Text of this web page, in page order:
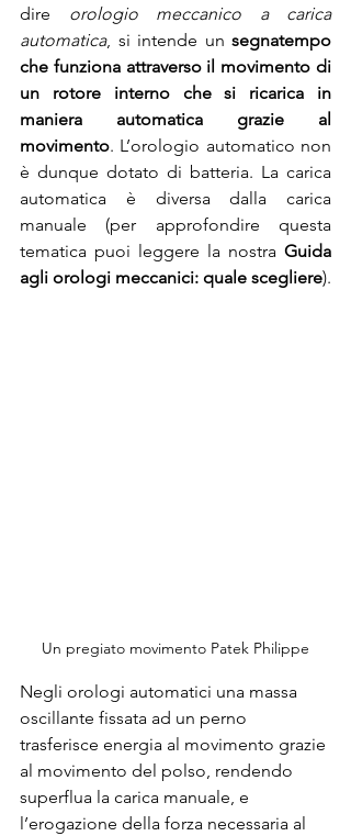
dire orologio meccanico a carica
automatica, si intende un segnatempo
che funziona attraverso il movimento di
un rotore interno che si ricarica in
maniera automatica grazie al
movimento. L’orologio automatico non
è dunque dotato di batteria. La carica
automatica è diversa dalla carica
manuale (per approfondire questa
tematica puoi leggere la nostra Guida
agli orologi meccanici: quale scegliere
Un pregiato movimento Patek Philippe
Negli orologi automatici una massa
oscillante fissata ad un perno
trasferisce energia al movimento grazie
al movimento del polso, rendendo
superflua la carica manuale, e
l’erogazione della forza necessaria al